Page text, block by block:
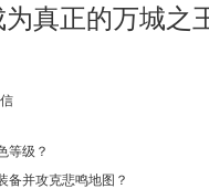
真正的万城之
等级？
备并攻克悲鸣地图？